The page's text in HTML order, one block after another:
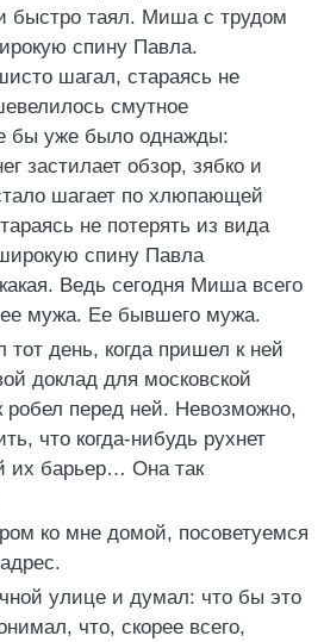
быстро таял. Миша с трудом
спину Павла.
шагал, стараясь не
смутное
бы уже было однажды:
застилает обзор, зябко и
шагает по хлюпающей
не потерять из вида
спину Павла
Ведь сегодня Миша всего
ее мужа. Ее бывшего мужа.
день, когда пришел к ней
доклад для московской
робел перед ней. Невозможно,
что когда-нибудь рухнет
их барьер… Она так
ко мне домой, посоветуемся
улице и думал: что бы это
что, скорее всего,